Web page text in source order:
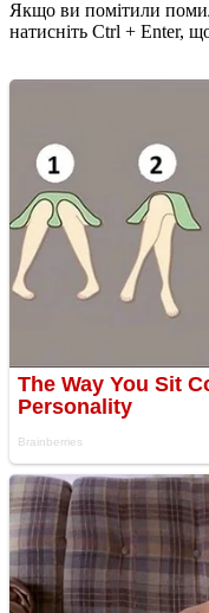
Якщо ви помітили
натисніть Ctrl + Enter,